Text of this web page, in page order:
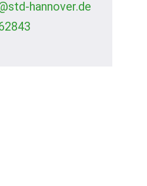
hannover.de